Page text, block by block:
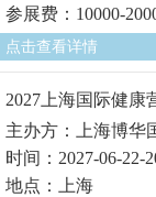
参展费：10000-
点击查看详情
2027上海国际健
主办方：上海博华
时间：2027-06-22-
地点：上海